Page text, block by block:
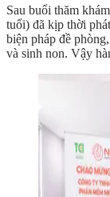
Sau buổi thăm
tuổi) đã kịp thời
biện pháp đề
và sinh non. Vậy